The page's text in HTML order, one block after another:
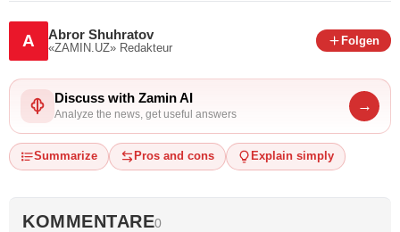
A Abror Shuhratov
«ZAMIN.UZ» Redakteur
Folgen
Discuss with Zamin AI
Analyze the news, get useful answers
→
Summarize Pros and cons Explain simply
KOMMENTARE0